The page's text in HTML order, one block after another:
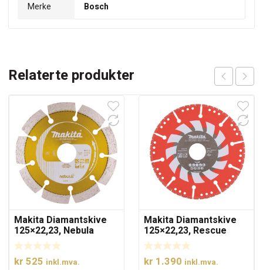
Merke Bosch
Relaterte produkter
Makita Diamantskive
125×22,23, Nebula
betong
kr 525 inkl.mva.
Makita Diamantskive
125×22,23, Rescue
universal
kr 1.390 inkl.mva.